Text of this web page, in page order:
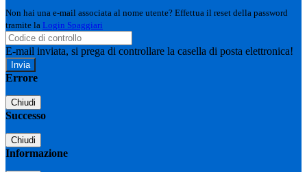
Non hai una e-mail associata al nome utente? Effettua il reset della password
tramite la Login Spaggiari
E-mail inviata, si prega di controllare la casella di posta elettronica!
Errore
Chiudi
Successo
Chiudi
Informazione